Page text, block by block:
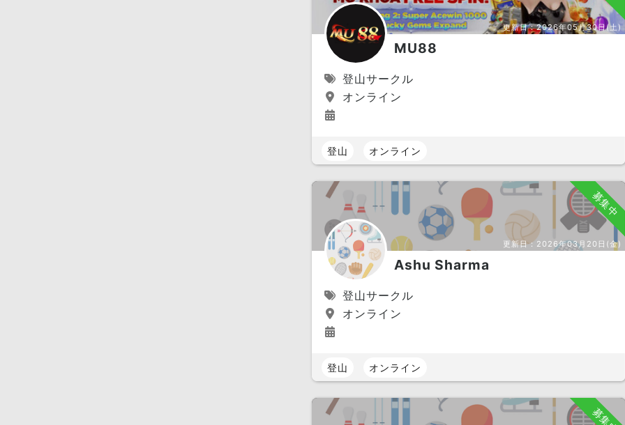
更新日：2026年05月30日(土)
MU88
登山サークル
オンライン
登山 オンライン
募集中
更新日： 2026年03月20日(金)
Ashu Sharma
登山サークル
オンライン
登山 オンライン